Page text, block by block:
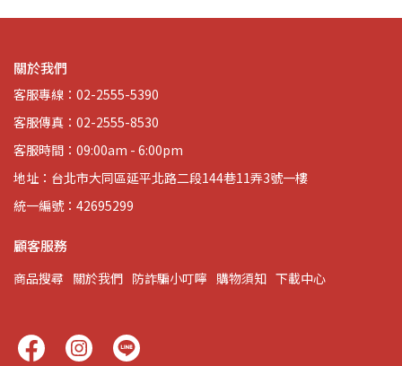
關於我們
客服專線：02-2555-5390
客服傳真：02-2555-8530
客服時間：09:00am - 6:00pm
地址：台北市大同區延平北路二段144巷11弄3號一樓
統一編號：42695299
顧客服務
商品搜尋 關於我們 防詐騙小叮嚀 購物須知 下載中心